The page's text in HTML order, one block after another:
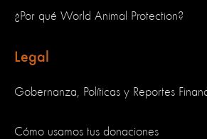
¿Por qué World Animal Protection?
Legal
Gobernanza, Políticas y Reportes
Cómo usamos tus donaciones